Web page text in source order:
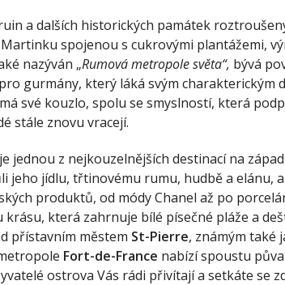
a dalších historických památek
spojenou s cukrovými plantážemi,
nazýván „Rumová metropole světa“, bývá
gurmány, který láká svým charakterickým
své kouzlo, spolu se smyslností, která
stále znovu vracejí.
jednou z nejkouzelnějších destinací na
jeho jídlu, třtinovému rumu, hudbě a elánu,
produktů, od módy Chanel až po
která zahrnuje bílé písečné pláže a
přístavním městem St-Pierre, známým také
Fort-de-France nabízí spoustu
ostrova Vás rádi přivítají a setkáte se